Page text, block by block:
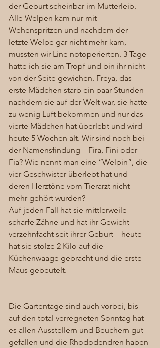
der Geburt scheinbar im Mutterleib.
Alle Welpen kam nur mit
Wehenspritzen und nachdem der
letzte Welpe gar nicht mehr kam,
mussten wir Line notoperierten. 3 Tage
hatte ich sie am Tropf und bin ihr nicht
von der Seite gewichen. Freya, das
erste Mädchen starb ein paar Stunden
nachdem sie auf der Welt war, sie hatte
zu wenig Luft bekommen und nur das
vierte Mädchen hat überlebt und wird
heute 5 Wochen alt. Wir sind noch bei
der Namensfindung – Fira, Fini oder
Fia? Wie nennt man eine “Welpin”, die
vier Geschwister überlebt hat und
deren Herztöne vom Tierarzt nicht
mehr gehört wurden?
Auf jeden Fall hat sie mittlerweile
scharfe Zähne und hat ihr Gewicht
verzehnfacht seit ihrer Geburt – heute
hat sie stolze 2 Kilo auf die
Küchenwaage gebracht und die erste
Maus gebeutelt.
Die Gartentage sind auch vorbei, bis
auf den total verregneten Sonntag hat
es allen Ausstellern und Beuchern gut
gefallen und die Rhododendren haben